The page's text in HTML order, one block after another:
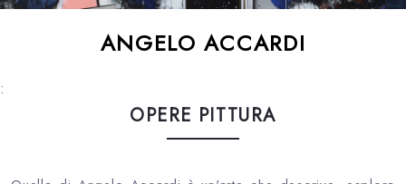
ANGELO ACCARDI
:
OPERE PITTURA